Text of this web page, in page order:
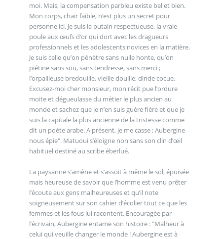
moi. Mais, la compensation parbleu existe bel et bien.
Mon corps, chair faible, n’est plus un secret pour
personne ici. Je suis la putain respectueuse, la vraie
poule aux œufs d’or qui dort avec les dragueurs
professionnels et les adolescents novices en la matière.
Je suis celle qu’on pénètre sans nulle honte, qu’on
piétine sans sou, sans tendresse, sans merci ;
l’orpailleuse bredouille, vieille douille, dinde cocue.
Excusez-moi cher monsieur, mon récit pue l’ordure
moite et dégueulasse du métier le plus ancien au
monde et sachez que je n’en suis guère fière et que je
suis la capitale la plus ancienne de la tristesse comme
dit un poète arabe. A présent, je me casse ; Aubergine
nous épie". Matuoui s’éloigne non sans son clin d’œil
habituel destiné au scribe éberlué.
La paysanne s’amène et s’assoit à même le sol, épuisée
mais heureuse de savoir que l’homme est venu prêter
l’écoute aux gens malheureuses et qu’il note
soigneusement sur son cahier d’écolier tout ce que les
femmes et les fous lui racontent. Encouragée par
l’écrivain, Aubergine entame son histoire : "Malheur à
celui qui veuille changer le monde ! Aubergine est à